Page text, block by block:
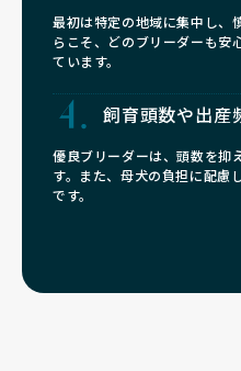
最初は特定の地域に集中し、
らこそ、どのブリーダーも安
ています。
飼育頭数や出産
優良ブリーダーは、頭数を抑
す。また、母犬の負担に配慮
です。